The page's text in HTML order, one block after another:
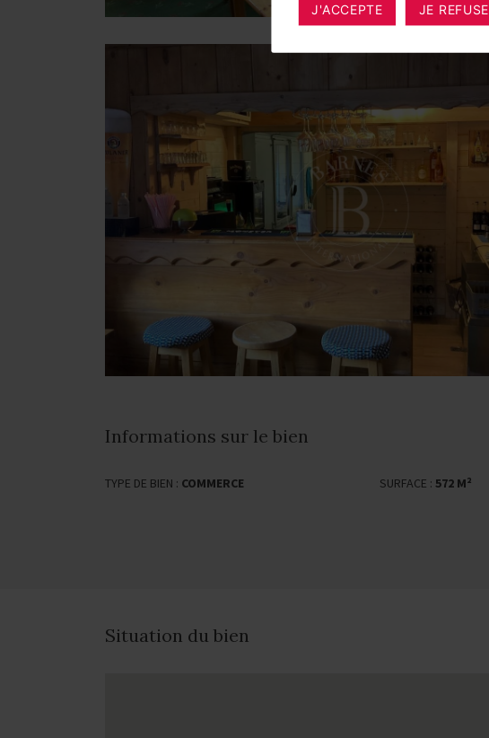
J'ACCEPTE JE REFUSE
Informations sur le bien
TYPE DE BIEN : COMMERCE SURFACE :572 M²
Situation du bien